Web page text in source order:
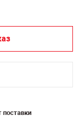
поставки